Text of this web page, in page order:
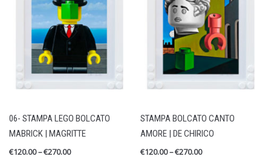
06- STAMPA LEGO BOLCATO
MABRICK | MAGRITTE
€120.00–€270.00
STAMPA BOLCATO CANTO
AMORE | DE CHIRICO
€120.00–€270.00